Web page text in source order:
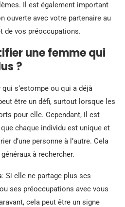
Il est également important
ouverte avec votre partenaire au
de vos préoccupations.
une femme qui
?
qui s’estompe ou qui a déjà
être un défi, surtout lorsque les
pour elle. Cependant, il est
chaque individu est unique et
d’une personne à l’autre. Cela
à rechercher.
: Si elle ne partage plus ses
ses préoccupations avec vous
cela peut être un signe